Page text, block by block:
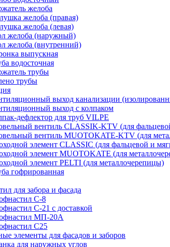
желоба
желоба (правая)
желоба (левая)
желоба (наружный)
желоба (внутренний)
выпускная
водосточная
трубы
трубы
выход канализации
выход с колпаком
дефлектор для труб VILPE
вентиль CLASSIK-KTV (для
вентиль MUOTOKATE-KTV (для
элемент CLASSIC (для фальцевой и
элемент MUOTOKATE (для
элемент PELTI (для металлочерепицы)
гофрированная
для забора и фасада
С-8
С-21 с доставкой
МП-20А
С25
элементы для фасадов и заборов
для наружных углов